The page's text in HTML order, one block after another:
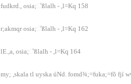
fudkrd., osia;‍්‍ßlalh - ,l=Kq 158
r;akmqr osia;‍්‍ßlalh - ,l=Kq 162
lE.,a, osia;‍්‍ßlalh - ,l=Kq 164
my; ,skala tl uyska úNd. fomd¾;=fuka;=fõ fjí